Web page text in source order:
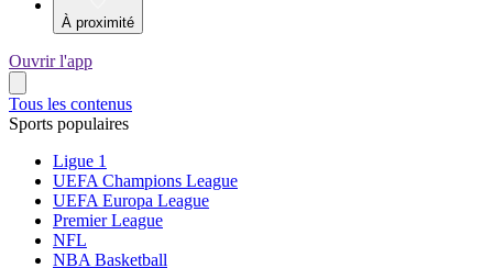
À proximité
Ouvrir l'app
Tous les contenus
Sports populaires
Ligue 1
UEFA Champions League
UEFA Europa League
Premier League
NFL
NBA Basketball